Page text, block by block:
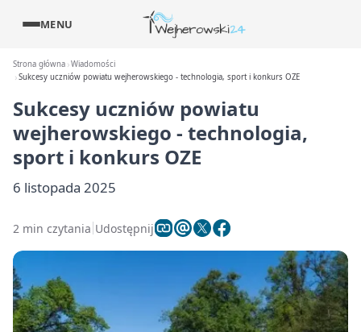
MENU
Strona główna Wiadomości
Sukcesy uczniów powiatu wejherowskiego - technologia, sport i konkurs OZE
Sukcesy uczniów powiatu
wejherowskiego - technologia,
sport i konkurs OZE
6 listopada 2025
2 min czytania Udostępnij